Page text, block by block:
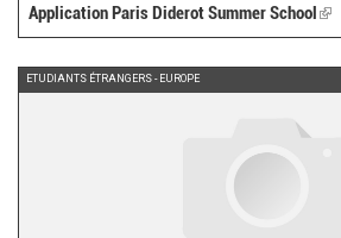
Application Paris Diderot Summer School(link
is
ETUDIANTS ÉTRANGERS - EUROPE